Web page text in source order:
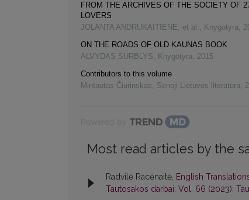
FROM THE ARCHIVES OF THE SOCIETY OF
LOVERS
JOLANTA ANDRUKAITIENĖ, et al. , Knygotyra,
ON THE ROADS OF OLD KAUNAS BOOK
ALVYDAS SURBLYS, Knygotyra, 2015
Contributors to this volume
Mintautas Čiurinskas, Senoji Lietuvos literatūra,
Most read articles by the
Radvilė Racėnaitė, English
Tautosakos darbai: Vol. 66 (2023):